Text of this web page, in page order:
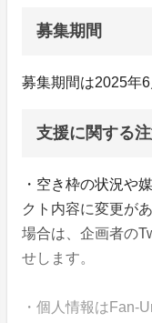
募集期間
募集期間は2025年
支援に関する
・空き枠の状況や
クト内容に変更が
場合は、企画者の
せします。
・個人情報はFan-